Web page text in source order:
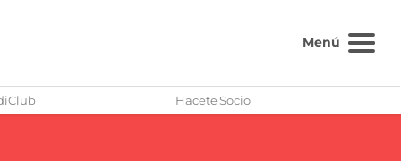
Menú
Hacete Socio